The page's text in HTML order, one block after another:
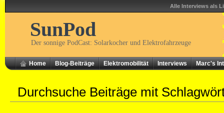
Alle Interviews als
SunPod
Der sonnige PodCast: Solarkocher und Elektrofahrzeuge
Home Blog-Beiträge Elektromobilität Interviews Marc's
Durchsuche Beiträge mit